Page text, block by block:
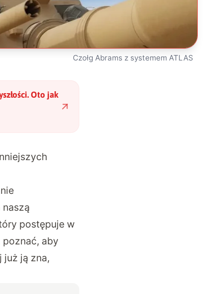
Czołg Abrams z systemem ATLAS
Oto jak
postępuje w
aby
ją zna,